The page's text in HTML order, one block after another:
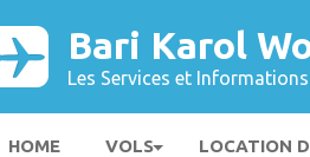
Bari Karol
Les Services et
HOME VOLS LOCATION